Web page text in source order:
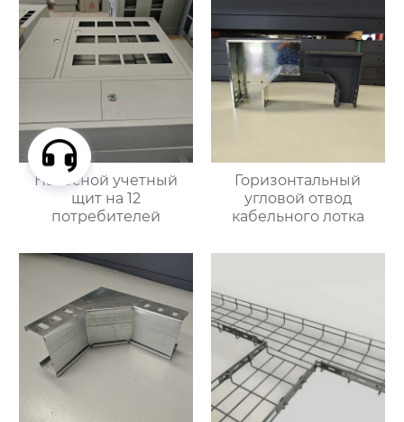
Навесной учетный
щит на 12
потребителей
Горизонтальный
угловой отвод
кабельного лотка